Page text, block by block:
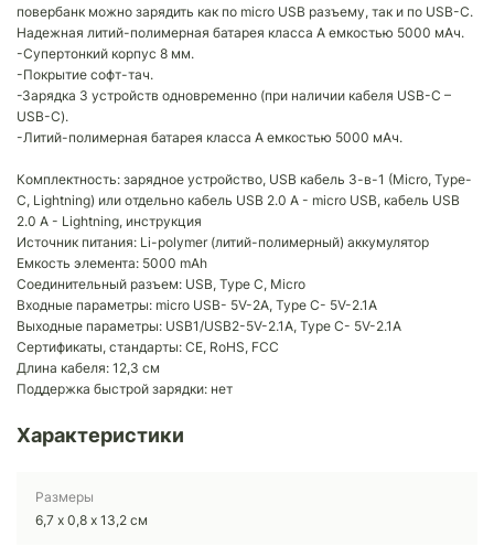
повербанк можно зарядить как по micro USB разъему, так и по USB-C.
Надежная литий-полимерная батарея класса А емкостью 5000 мАч.
-Супертонкий корпус 8 мм.
-Покрытие софт-тач.
-Зарядка 3 устройств одновременно (при наличии кабеля USB-C –
USB-C).
-Литий-полимерная батарея класса А емкостью 5000 мАч.
Комплектность: зарядное устройство, USB кабель 3-в-1 (Micro, Type-
C, Lightning) или отдельно кабель USB 2.0 A - micro USB, кабель USB
2.0 A - Lightning, инструкция
Источник питания: Li-polymer (литий-полимерный) аккумулятор
Емкость элемента: 5000 mAh
Соединительный разъем: USB, Type C, Micro
Входные параметры: micro USB- 5V-2A, Type C- 5V-2.1A
Выходные параметры: USB1/USB2-5V-2.1A, Type C- 5V-2.1A
Сертификаты, стандарты: CE, RoHS, FCC
Длина кабеля: 12,3 см
Поддержка быстрой зарядки: нет
Характеристики
Размеры
6,7 х 0,8 х 13,2 см